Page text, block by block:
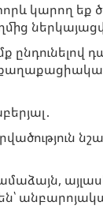
կարող եք
ընդունելով